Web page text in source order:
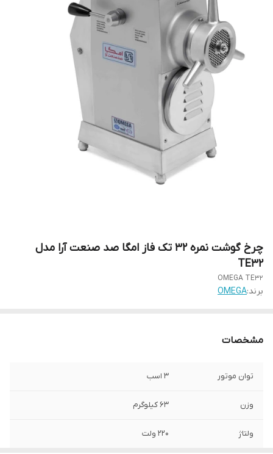
چرخ گوشت نمره 32 تک فاز امگا صد صنعت آرا مدل
TE32
OMEGA TE32
برند:OMEGA
مشخصات
توان موتور 3 اسب
وزن 63 کیلوگرم
ولتاژ 220 ولت